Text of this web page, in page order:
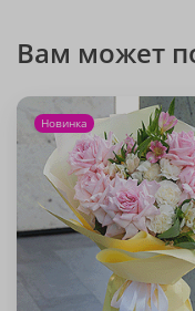
Вам может
Новинка